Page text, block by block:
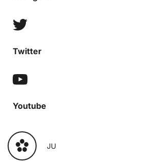
Twitter
Youtube
JU